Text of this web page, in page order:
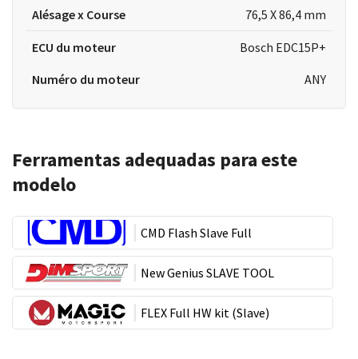
Alésage x Course
76,5 X 86,4 mm
ECU du moteur
Bosch EDC15P+
Numéro du moteur
ANY
Ferramentas adequadas para este
modelo
CMD Flash Slave Full
New Genius SLAVE TOOL
FLEX Full HW kit (Slave)